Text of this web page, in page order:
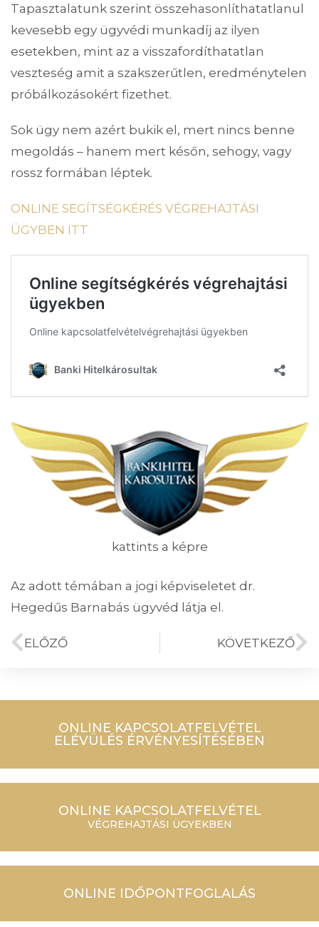
Tapasztalatunk szerint összehasonlíthatatlanul
kevesebb egy ügyvédi munkadíj az ilyen
esetekben, mint az a visszafordíthatatlan
veszteség amit a szakszerűtlen, eredménytelen
próbálkozásokért fizethet.
Sok ügy nem azért bukik el, mert nincs benne
megoldás – hanem mert későn, sehogy, vagy
rossz formában léptek.
ONLINE SEGÍTSÉGKÉRÉS VÉGREHAJTÁSI
ÜGYBEN ITT
kattints a képre
Az adott témában a jogi képviseletet dr.
Hegedűs Barnabás ügyvéd látja el.
ELŐZŐ KÖVETKEZŐ
ONLINE KAPCSOLATFELVÉTEL
ELÉVÜLÉS ÉRVÉNYESÍTÉSÉBEN
ONLINE KAPCSOLATFELVÉTEL
VÉGREHAJTÁSI ÜGYEKBEN
ONLINE IDŐPONTFOGLALÁS